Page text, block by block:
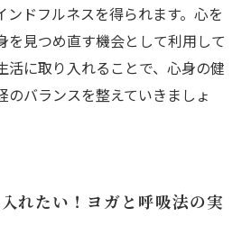
ンドフルネスを得られます。心を
を見つめ直す機会として利用して
活に取り入れることで、心身の健
のバランスを整えていきましょ
れたい！ヨガと呼吸法の実